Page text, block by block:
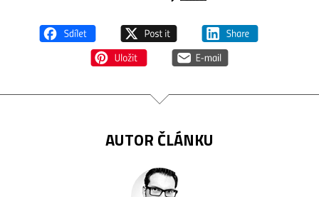
AUTOR ČLÁNKU